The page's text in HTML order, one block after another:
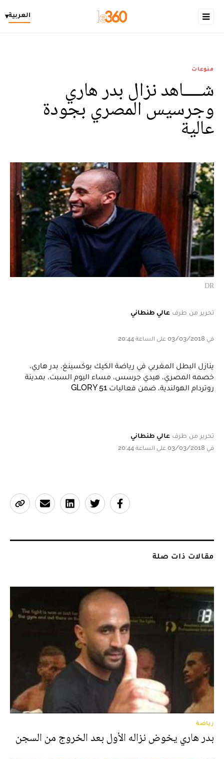
العربية▾
منوعات
شــــاهد نزال بدر هاري
وجرسيس المصري بجودة
عالية
DR
تحرير من طرف عالي طنطاني
في 03/03/2018 على الساعة 20:44
ينازل البطل المغربي في رياضة الكيك بوكسينغ، بدر هاري،
خصمه المصري، هيدي جرسس، مساء اليوم السبت، بمدينة
روتردام الهولندية، ضمن فعاليات GLORY 51
تحرير من طرف عالي طنطاني
في 03/03/2018 على الساعة 20:44
مقالات ذات صلة
رياضة
بدر هاري يخوض نزاله الأول بعد الخروج من السجن